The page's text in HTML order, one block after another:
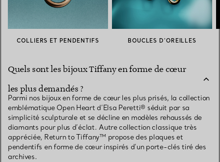
COLLIERS ET PENDENTIFS BOUCLES D’OREILLES
Quels sont les bijoux Tiffany en forme de cœur
les plus demandés ?
Parmi nos bijoux en forme de cœur les plus prisés, la collection
emblématique Open Heart d’Elsa Peretti® séduit par sa
simplicité sculpturale et se décline en modèles rehaussés de
diamants pour plus d’éclat. Autre collection classique très
appréciée, Return to Tiffany™ propose des plaques et
pendentifs en forme de cœur inspirés d’un porte-clés tiré des
archives.